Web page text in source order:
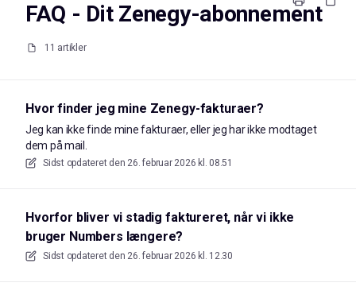
FAQ - Dit Zenegy-abonnement
11 artikler
Hvor finder jeg mine Zenegy-fakturaer?
Jeg kan ikke finde mine fakturaer, eller jeg har ikke modtaget
dem på mail.
Sidst opdateret den 26. februar 2026 kl. 08.51
Hvorfor bliver vi stadig faktureret, når vi ikke
bruger Numbers længere?
Sidst opdateret den 26. februar 2026 kl. 12.30